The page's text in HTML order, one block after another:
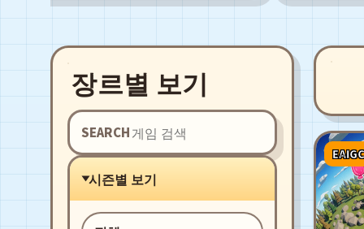
마다의 개성을 지닌 동료들과 함께 시설
을 되찾자!
pirates, leading to
companions who
장르별 보기
SEARCH
시즌별 보기